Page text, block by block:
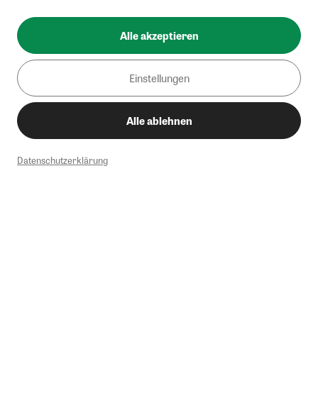
Alle akzeptieren
Einstellungen
Alle ablehnen
Datenschutzerklärung